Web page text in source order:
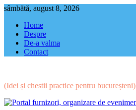
Skip
content
sâmbătă, august 8, 2026
Home
Despre
De-a valma
Contact
(Idei și chestii practice pentru bucureșteni)